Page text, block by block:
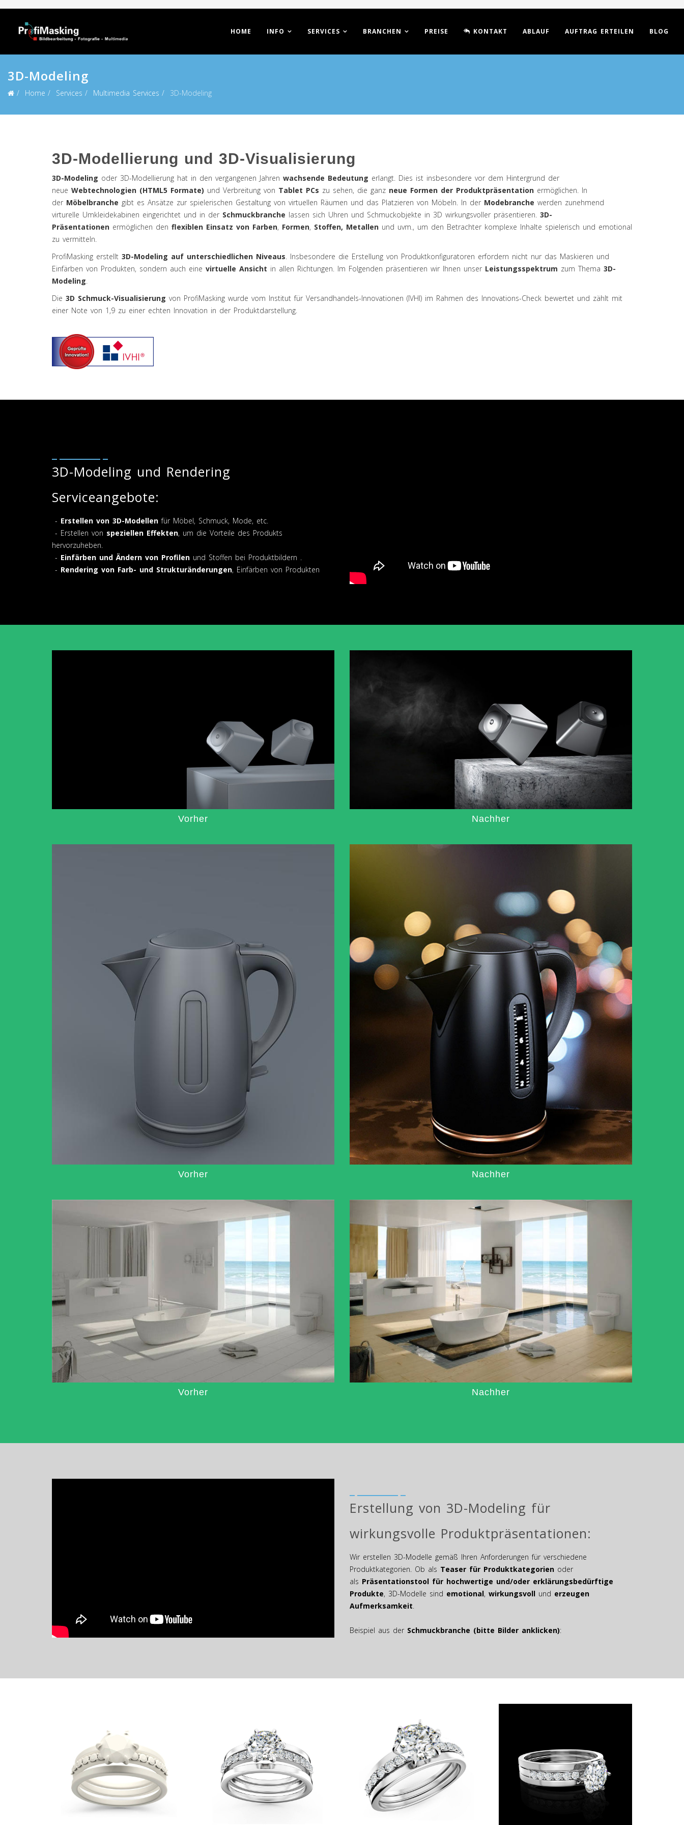
HOME INFO SERVICES BRANCHEN PREISE KONTAKT ABLAUF AUFTRAG ERTEILEN BLOG
3D-Modeling
Home Services Multimedia Services 3D-Modeling
3D-Modellierung und 3D-Visualisierung
3D-Modeling oder 3D-Modellierung hat in den vergangenen Jahren wachsende Bedeutung erlangt. Dies ist insbesondere vor dem Hintergrund der
neue Webtechnologien (HTML5 Formate) und Verbreitung von Tablet PCs zu sehen, die ganz neue Formen der Produktpräsentation ermöglichen. In
der Möbelbranche gibt es Ansätze zur spielerischen Gestaltung von virtuellen Räumen und das Platzieren von Möbeln. In der Modebranche werden zunehmend
virturelle Umkleidekabinen eingerichtet und in der Schmuckbranche lassen sich Uhren und Schmuckobjekte in 3D wirkungsvoller präsentieren. 3D-
Präsentationen ermöglichen den flexiblen Einsatz von Farben, Formen, Stoffen, Metallen und uvm., um den Betrachter komplexe Inhalte spielerisch und emotional
zu vermitteln.
ProfiMasking erstellt 3D-Modeling auf unterschiedlichen Niveaus. Insbesondere die Erstellung von Produktkonfiguratoren erfordern nicht nur das Maskieren und
Einfärben von Produkten, sondern auch eine virtuelle Ansicht in allen Richtungen. Im Folgenden präsentieren wir Ihnen unser Leistungsspektrum zum Thema 3D-
Modeling.
Die 3D Schmuck-Visualisierung von ProfiMasking wurde vom Institut für Versandhandels-Innovationen (IVHI) im Rahmen des Innovations-Check bewertet und zählt mit
einer Note von 1,9 zu einer echten Innovation in der Produktdarstellung.
3D-Modeling und Rendering
Serviceangebote:
- Erstellen von 3D-Modellen für Möbel, Schmuck, Mode, etc.
- Erstellen von speziellen Effekten, um die Vorteile des Produkts
hervorzuheben.
- Einfärben und Ändern von Profilen und Stoffen bei Produktbildern .
- Rendering von Farb- und Strukturänderungen, Einfärben von Produkten
Vorher
Vorher
Vorher
Nachher
Nachher
Nachher
Erstellung von 3D-Modeling für
wirkungsvolle Produktpräsentationen:
Wir erstellen 3D-Modelle gemäß Ihren Anforderungen für verschiedene
Produktkategorien. Ob als Teaser für Produktkategorien oder
als Präsentationstool für hochwertige und/oder erklärungsbedürftige
Produkte, 3D-Modelle sind emotional, wirkungsvoll und erzeugen
Aufmerksamkeit.
Beispiel aus der Schmuckbranche (bitte Bilder anklicken):